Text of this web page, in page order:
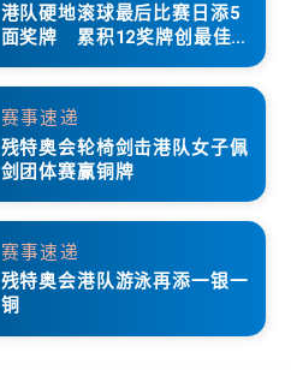
港队硬地滚球最后比赛日添5
面奖牌 累积12奖牌创最佳成
赛事速递
残特奥会轮椅剑击港队女子佩
剑团体赛赢铜牌
赛事速递
残特奥会港队游泳再添一银一
铜